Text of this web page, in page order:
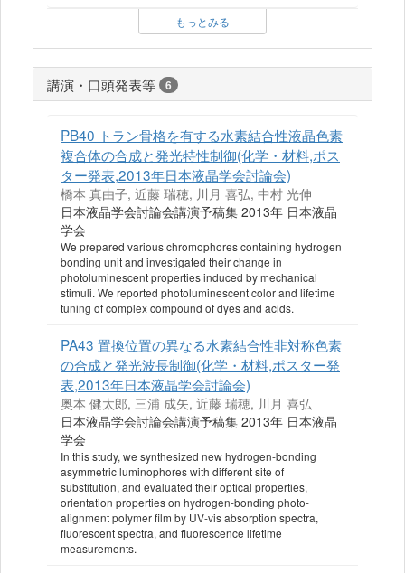
もっとみる
講演・口頭発表等 6
PB40 トラン骨格を有する水素結合性液晶色素
複合体の合成と発光特性制御(化学・材料,ポス
ター発表,2013年日本液晶学会討論会)
橋本 真由子, 近藤 瑞穂, 川月 喜弘, 中村 光伸
日本液晶学会討論会講演予稿集 2013年 日本液晶
学会
We prepared various chromophores containing hydrogen
bonding unit and investigated their change in
photoluminescent properties induced by mechanical
stimuli. We reported photoluminescent color and lifetime
tuning of complex compound of dyes and acids.
PA43 置換位置の異なる水素結合性非対称色素
の合成と発光波長制御(化学・材料,ポスター発
表,2013年日本液晶学会討論会)
奥本 健太郎, 三浦 成矢, 近藤 瑞穂, 川月 喜弘
日本液晶学会討論会講演予稿集 2013年 日本液晶
学会
In this study, we synthesized new hydrogen-bonding
asymmetric luminophores with different site of
substitution, and evaluated their optical properties,
orientation properties on hydrogen-bonding photo-
alignment polymer film by UV-vis absorption spectra,
fluorescent spectra, and fluorescence lifetime
measurements.